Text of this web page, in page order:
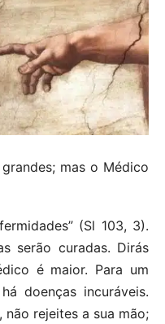
mas o Médico
(Sl 103, 3).
serão curadas. Dirás
é maior. Para um
doenças incuráveis.
não rejeites a sua mão;